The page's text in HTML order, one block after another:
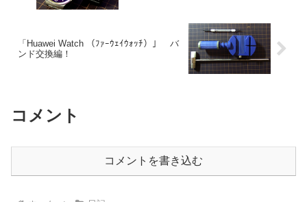
「Huawei Watch （ﾌｧｰｳｪｲｳｫｯﾁ）」 バ
ンド交換編！
コメント
コメントを書き込む